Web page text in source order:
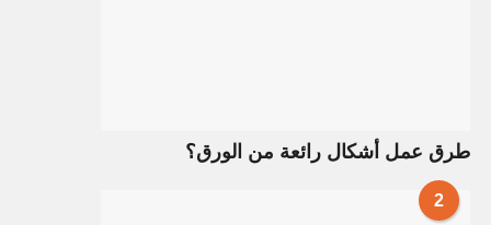
طرق عمل أشكال رائعة من الورق؟
2